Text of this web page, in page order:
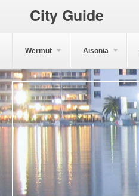
City Guide
Wermut Aisonia